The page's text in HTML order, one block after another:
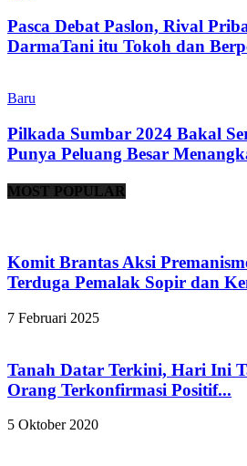
Pasca Debat Paslon, Rival
DarmaTani itu Tokoh dan
Baru
Pilkada Sumbar 2024 Bakal
Punya Peluang Besar
MOST POPULAR
Komit Brantas Aksi
Terduga Pemalak Sopir dan
7 Februari 2025
Tanah Datar Terkini, Hari Ini
Orang Terkonfirmasi Positif...
5 Oktober 2020